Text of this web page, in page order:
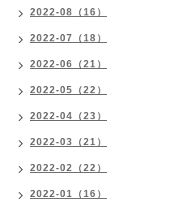
2022-08（16）
2022-07（18）
2022-06（21）
2022-05（22）
2022-04（23）
2022-03（21）
2022-02（22）
2022-01（16）